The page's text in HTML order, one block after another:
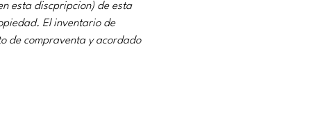
esta discpripcion) de esta
El inventario de
de compraventa y acordado